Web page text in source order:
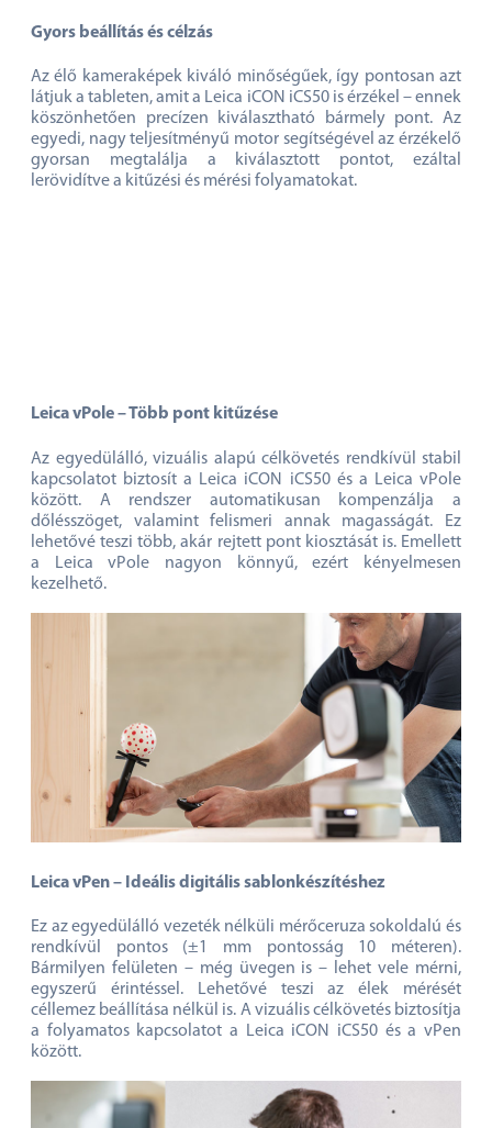
Gyors beállítás és célzás
Az élő kameraképek kiváló minőségűek, így pontosan azt
látjuk a tableten, amit a Leica iCON iCS50 is érzékel – ennek
köszönhetően precízen kiválasztható bármely pont. Az
egyedi, nagy teljesítményű motor segítségével az érzékelő
gyorsan megtalálja a kiválasztott pontot, ezáltal
lerövidítve a kitűzési és mérési folyamatokat.
Leica vPole – Több pont kitűzése
Az egyedülálló, vizuális alapú célkövetés rendkívül stabil
kapcsolatot biztosít a Leica iCON iCS50 és a Leica vPole
között. A rendszer automatikusan kompenzálja a
dőlésszöget, valamint felismeri annak magasságát. Ez
a Leica vPole nagyon könnyű, ezért kényelmesen
Leica vPen – Ideális digitális sablonkészítéshez
Ez az egyedülálló vezeték nélküli mérőceruza sokoldalú és
rendkívül pontos (±1 mm pontosság 10 méteren).
Bármilyen felületen – még üvegen is – lehet vele mérni,
egyszerű érintéssel. Lehetővé teszi az élek mérését
a folyamatos kapcsolatot a Leica iCON iCS50 és a vPen
között.